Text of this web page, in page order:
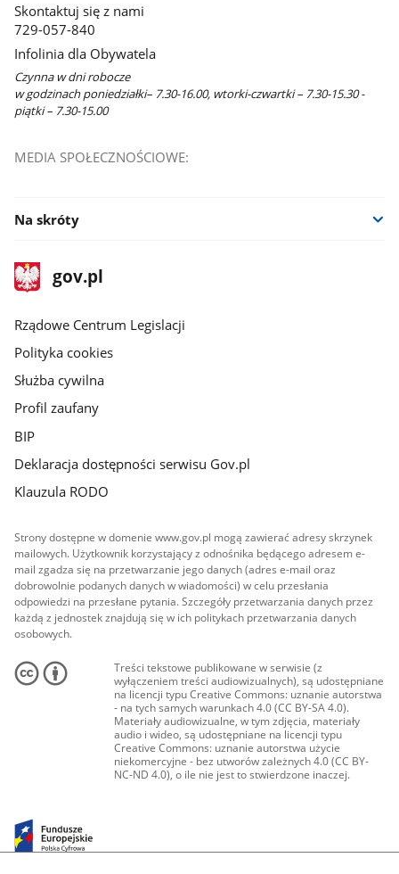
nowym
Skontaktuj się z nami
729-057-840
Infolinia dla Obywatela
Czynna w dni robocze
w godzinach poniedziałki– 7.30-16.00, wtorki-czwartki – 7.30-15.30 -
piątki – 7.30-15.00
MEDIA SPOŁECZNOŚCIOWE:
Na skróty
stopka
gov.plStrona
gov.pl
Rządowe Centrum Legislacji
Polityka cookies
Służba cywilna
Profil zaufany
BIP
Deklaracja dostępności serwisu Gov.pl
Klauzula RODO
Strony dostępne w domenie www.gov.pl mogą zawierać adresy skrzynek
mailowych. Użytkownik korzystający z odnośnika będącego adresem e-
mail zgadza się na przetwarzanie jego danych (adres e-mail oraz
dobrowolnie podanych danych w wiadomości) w celu przesłania
odpowiedzi na przesłane pytania. Szczegóły przetwarzania danych przez
każdą z jednostek znajdują się w ich politykach przetwarzania danych
osobowych.
Treści tekstowe publikowane w serwisie (z
wyłączeniem treści audiowizualnych), są udostępniane
na licencji typu Creative Commons: uznanie autorstwa
- na tych samych warunkach 4.0 (CC BY-SA 4.0).
Materiały audiowizualne, w tym zdjęcia, materiały
audio i wideo, są udostępniane na licencji typu
Creative Commons: uznanie autorstwa użycie
niekomercyjne - bez utworów zależnych 4.0 (CC BY-
NC-ND 4.0), o ile nie jest to stwierdzone inaczej.